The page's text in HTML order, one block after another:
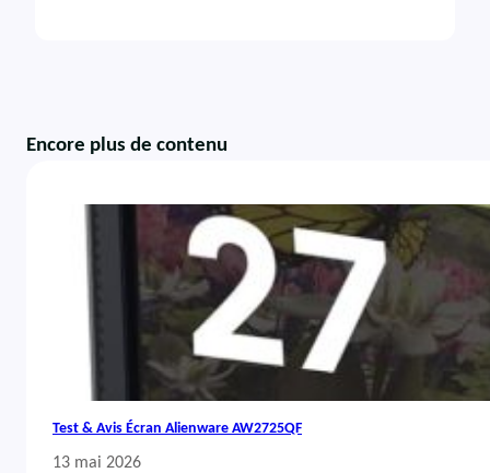
Encore plus de contenu
Test & Avis Écran Alienware AW2725QF
13 mai 2026